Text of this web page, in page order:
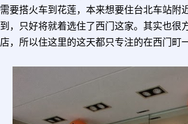
需要搭火车到花莲，本来想要住台北车站
到，只好将就着选住了西门这家。其实也
店，所以住这里的这天都只专注的在西门町